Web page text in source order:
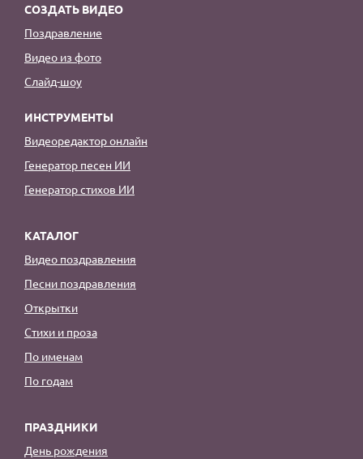
СОЗДАТЬ ВИДЕО
Поздравление
Видео из фото
Слайд-шоу
ИНСТРУМЕНТЫ
Видеоредактор онлайн
Генератор песен ИИ
Генератор стихов ИИ
КАТАЛОГ
Видео поздравления
Песни поздравления
Открытки
Стихи и проза
По именам
По годам
ПРАЗДНИКИ
День рождения